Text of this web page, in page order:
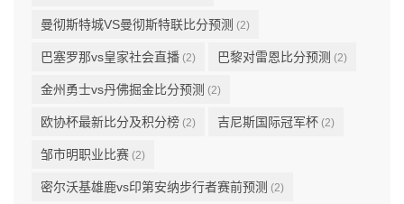
曼彻斯特城VS曼彻斯特联比分预测 (2)
巴塞罗那vs皇家社会直播 (2) 巴黎对雷恩比分预测 (2)
金州勇士vs丹佛掘金比分预测 (2)
欧协杯最新比分及积分榜 (2) 吉尼斯国际冠军杯 (2)
邹市明职业比赛 (2)
密尔沃基雄鹿vs印第安纳步行者赛前预测 (2)